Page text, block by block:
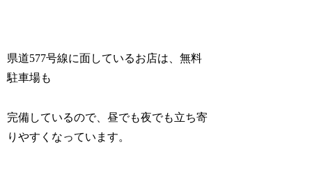
県道577号線に面しているお店は、無料
駐車場も
完備しているので、昼でも夜でも立ち寄
りやすくなっています。